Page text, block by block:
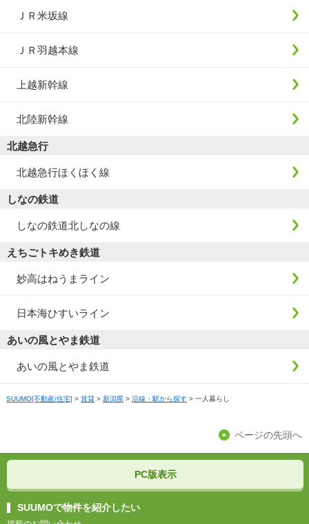
ＪＲ米坂線
ＪＲ羽越本線
上越新幹線
北陸新幹線
北越急行
北越急行ほくほく線
しなの鉄道
しなの鉄道北しなの線
えちごトキめき鉄道
妙高はねうまライン
日本海ひすいライン
あいの風とやま鉄道
あいの風とやま鉄道
SUUMO[不動産/住宅] > 賃貸 > 新潟県 > 沿線・駅から探す > 一人暮らし
ページの先頭へ
PC版表示
SUUMOで物件を紹介したい